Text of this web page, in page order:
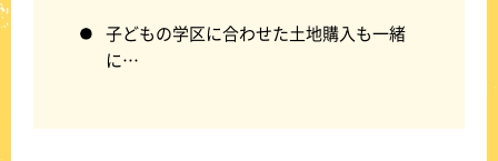
子どもの学区に合わせた土地購入も一緒
に…